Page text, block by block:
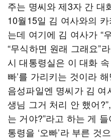
주는 명씨와 제3자 간 대
10월15일 김 여사와의
는데 여기에 김 여사가 “
“무식하면 원래 그래요”
시 대통령실은 이 대화 속
빠’를 가리키는 것이라
음성파일엔 명씨가 김 여
생님 그거 처리 안 했어
는 거야?”라고 하는 게
통령을 ‘오빠’라 부른 것